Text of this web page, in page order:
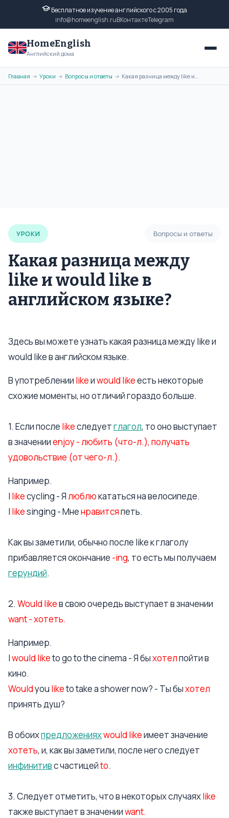
Бесплатное изучение английского с 2005 года
info@homeenglish.ruВКонтактеTelegram
HomeEnglish
Английский дома
Главная → Уроки → Вопросы и ответы → Какая разница между like и would like в английском языке?
УРОКИ Вопросы и ответы
Какая разница между
like и would like в
английском языке?
Здесь вы можете узнать какая разница между like и
would like в английском языке.
В употреблении likeиwould likeесть некоторые
схожие моменты, но отличий гораздо больше.
1. Если после likeследуетглагол, то оно выступает
в значенииenjoy - любить (что-л.), получать
удовольствие (от чего-л.).
Например.
I likecycling - Ялюблюкататься на велосипеде.
I likesinging - Мненравитсяпеть.
Как вы заметили, обычно после like к глаголу
прибавляется окончание -ing, то есть мы получаем
герундий.
2. Would likeв свою очередь выступает в значении
want - хотеть.
Например.
Iwould liketo go to the cinema - Я быхотелпойти в
кино.
Wouldyou liketo take a shower now? - Ты быхотел
принять душ?
В обоихпредложенияхwould likeимеет значение
хотеть, и, как вы заметили, после него следует
инфинитивс частицейto.
3. Следует отметить, что в некоторых случаяхlike
также выступает в значенииwant.